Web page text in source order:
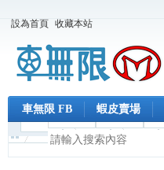
設為首頁 收藏本站
車無限 FB 蝦皮賣場